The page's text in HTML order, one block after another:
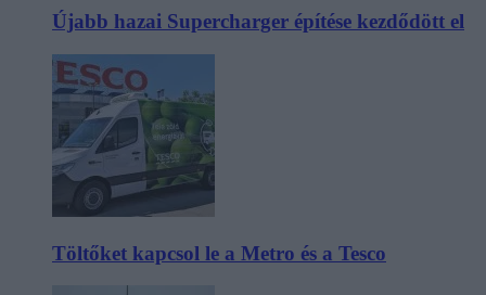
Újabb hazai Supercharger építése kezdődött el
Töltőket kapcsol le a Metro és a Tesco